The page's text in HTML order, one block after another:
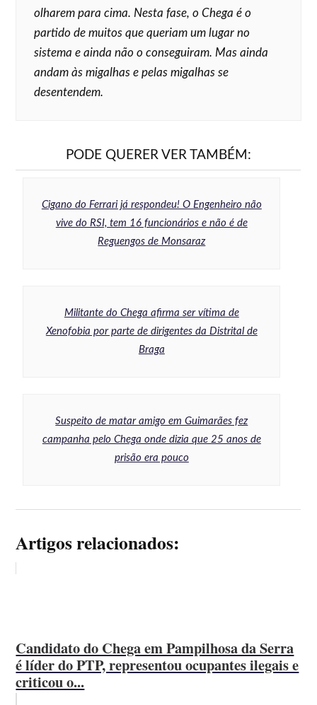
olharem para cima. Nesta fase, o Chega é o
partido de muitos que queriam um lugar no
sistema e ainda não o conseguiram. Mas ainda
andam às migalhas e pelas migalhas se
desentendem.
PODE QUERER VER TAMBÉM:
Cigano do Ferrari já respondeu! O Engenheiro não
vive do RSI, tem 16 funcionários e não é de
Reguengos de Monsaraz
Militante do Chega afirma ser vítima de
Xenofobia por parte de dirigentes da Distrital de
Braga
Suspeito de matar amigo em Guimarães fez
campanha pelo Chega onde dizia que 25 anos de
prisão era pouco
Artigos relacionados:
Candidato do Chega em Pampilhosa da Serra
é líder do PTP, representou ocupantes ilegais e
criticou o...